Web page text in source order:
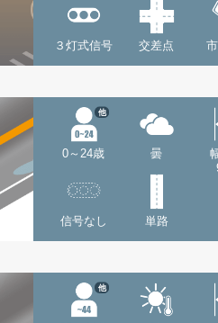
３灯式信号 交差点
0～24歳
他
曇
信号なし 単路
他